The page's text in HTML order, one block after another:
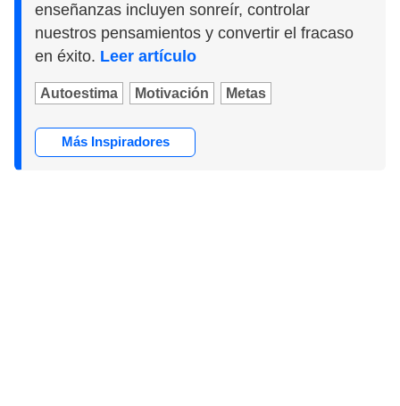
enseñanzas incluyen sonreír, controlar
nuestros pensamientos y convertir el fracaso
en éxito. Leer artículo
Autoestima Motivación Metas
Más Inspiradores